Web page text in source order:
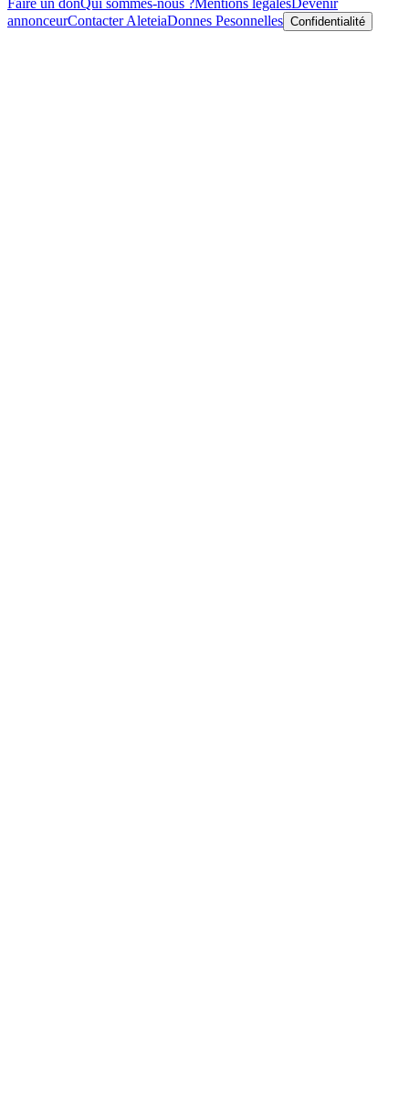
Faire un donQui sommes-nous ?Mentions légales Devenir
annonceurContacter AleteiaDonnes Pesonnelles Confidentialité